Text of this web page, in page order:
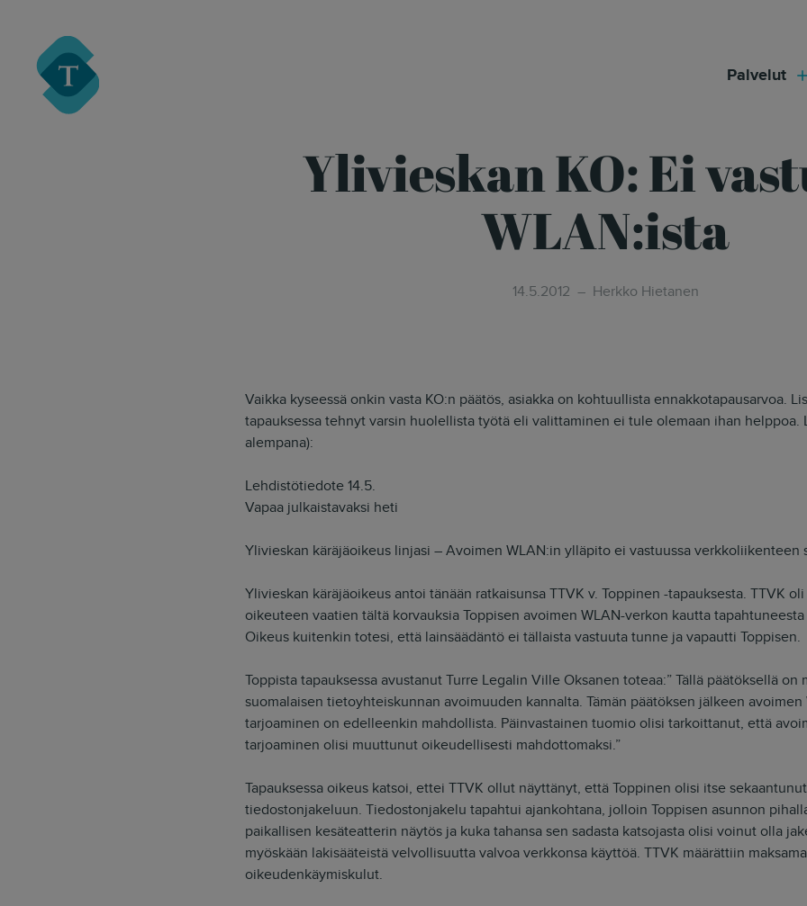
Turre Legal
Palvelut
Ylivieskan KO: Ei
WLAN:ista
14.5.2012 Herkko Hietanen
Vaikka kyseessä onkin vasta KO:n päätös, asiakka on kohtuullista ennakkotapausarvoa.
tapauksessa tehnyt varsin huolellista työtä eli valittaminen ei tule olemaan ihan helppoa.
alempana):
Lehdistötiedote 14.5.
Vapaa julkaistavaksi heti
Ylivieskan käräjäoikeus linjasi – Avoimen WLAN:in ylläpito ei vastuussa verkkoliikenteen
Ylivieskan käräjäoikeus antoi tänään ratkaisunsa TTVK v. Toppinen -tapauksesta. TTVK
oikeuteen vaatien tältä korvauksia Toppisen avoimen WLAN-verkon kautta
Oikeus kuitenkin totesi, että lainsäädäntö ei tällaista vastuuta tunne ja vapautti Toppisen.
Toppista tapauksessa avustanut Turre Legalin Ville Oksanen toteaa:” Tällä päätöksellä
suomalaisen tietoyhteiskunnan avoimuuden kannalta. Tämän päätöksen jälkeen
tarjoaminen on edelleenkin mahdollista. Päinvastainen tuomio olisi tarkoittanut, että
tarjoaminen olisi muuttunut oikeudellisesti mahdottomaksi.”
Tapauksessa oikeus katsoi, ettei TTVK ollut näyttänyt, että Toppinen olisi itse
tiedostonjakeluun. Tiedostonjakelu tapahtui ajankohtana, jolloin Toppisen asunnon
paikallisen kesäteatterin näytös ja kuka tahansa sen sadasta katsojasta olisi voinut olla
myöskään lakisääteistä velvollisuutta valvoa verkkonsa käyttöä. TTVK määrättiin
oikeudenkäymiskulut.